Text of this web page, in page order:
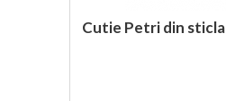
Cutie Petri din sticla